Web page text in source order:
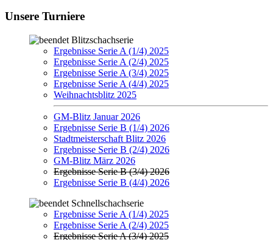
Unsere Turniere
Blitzschachserie
Ergebnisse Serie A (1/4) 2025
Ergebnisse Serie A (2/4) 2025
Ergebnisse Serie A (3/4) 2025
Ergebnisse Serie A (4/4) 2025
Weihnachtsblitz 2025
GM-Blitz Januar 2026
Ergebnisse Serie B (1/4) 2026
Stadtmeisterschaft Blitz 2026
Ergebnisse Serie B (2/4) 2026
GM-Blitz März 2026
Ergebnisse Serie B (3/4) 2026
Ergebnisse Serie B (4/4) 2026
Schnellschachserie
Ergebnisse Serie A (1/4) 2025
Ergebnisse Serie A (2/4) 2025
Ergebnisse Serie A (3/4) 2025